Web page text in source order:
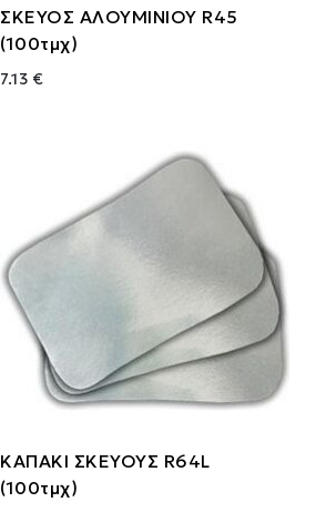
ΣΚΕΥΟΣ ΑΛΟΥΜΙΝΙΟΥ R45
(100τμχ)
7.13 €
ΚΑΠΑΚΙ ΣΚΕΥΟΥΣ R64L
(100τμχ)